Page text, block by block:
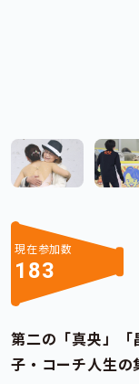
現在参加数
183
第二の「真央」
子・コーチ人生の